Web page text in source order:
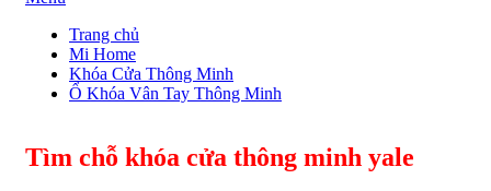
contentTrang chủ
Mi Home
Khóa Cửa Thông Minh
Ổ Khóa Vân Tay Thông Minh
Tìm chỗ khóa cửa thông minh yale